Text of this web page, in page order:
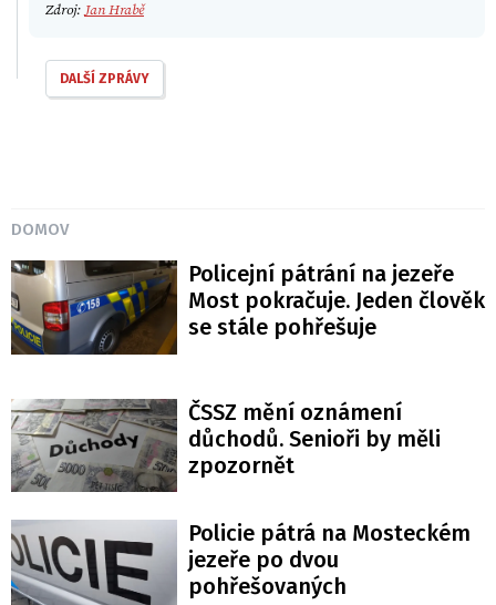
Zdroj:Jan Hrabě
DALŠÍ ZPRÁVY
DOMOV
Policejní pátrání na jezeře
Most pokračuje. Jeden člověk
se stále pohřešuje
ČSSZ mění oznámení
důchodů. Senioři by měli
zpozornět
Policie pátrá na Mosteckém
jezeře po dvou
pohřešovaných